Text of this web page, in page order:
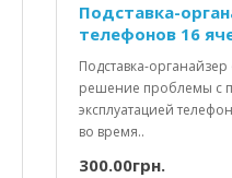
Подставка-
телефонов 16
Подставка-
решение проблемы с
эксплуатацией
во время..
300.00грн.